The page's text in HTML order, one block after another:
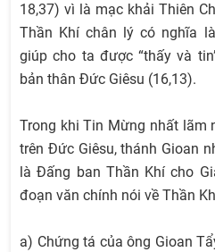
18,37) vì là mạc khải Thiên
Thần Khí chân lý có nghĩa
giúp cho ta được “thấy và
bản thân Đức Giêsu (16,13).
Trong khi Tin Mừng nhất lãm
trên Đức Giêsu, thánh Gioan
là Đấng ban Thần Khí cho
đoạn văn chính nói về Thần
a) Chứng tá của ông Gioan